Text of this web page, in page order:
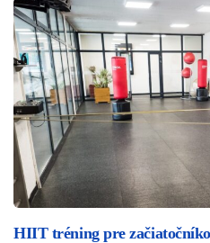
HIIT tréning pre